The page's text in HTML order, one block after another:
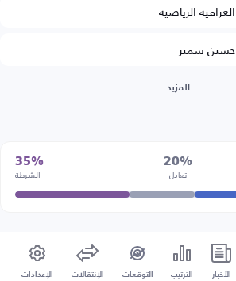
العراقية الرياضية
حسين سمير
المزيد
20%
تعادل
35%
الشرطة
الأخبار الترتيب التوقعات الإنتقالات الإعدادات